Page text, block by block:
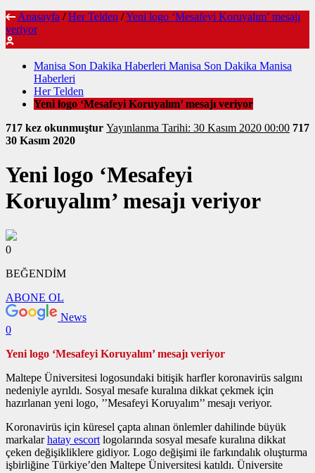
Anasayfa / Her Telden /Yeni logo ‘Mesafeyi Koruyalım’ mesajı
veriyor
Manisa Son Dakika Haberleri Manisa Son Dakika Manisa
Haberleri
Her Telden
Yeni logo ‘Mesafeyi Koruyalım’ mesajı veriyor
717 kez okunmuştur Yayınlanma Tarihi: 30 Kasım 2020 00:00 717
30 Kasım 2020
Yeni logo ‘Mesafeyi
Koruyalım’ mesajı veriyor
0
BEĞENDİM
ABONE OL
News
0
Yeni logo ‘Mesafeyi Koruyalım’ mesajı veriyor
Maltepe Üniversitesi logosundaki bitişik harfler koronavirüs salgını
nedeniyle ayrıldı. Sosyal mesafe kuralına dikkat çekmek için
hazırlanan yeni logo, ’’Mesafeyi Koruyalım’’ mesajı veriyor.
Koronavirüs için küresel çapta alınan önlemler dahilinde büyük
markalarhatay escort logolarında sosyal mesafe kuralına dikkat
çeken değişikliklere gidiyor. Logo değişimi ile farkındalık oluşturma
işbirliğine Türkiye’den Maltepe Üniversitesi katıldı. Üniversite